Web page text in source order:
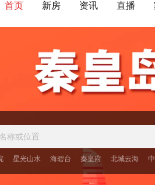
首页 新房 资讯 直播
星光山水 海碧台 秦皇府 北城云海